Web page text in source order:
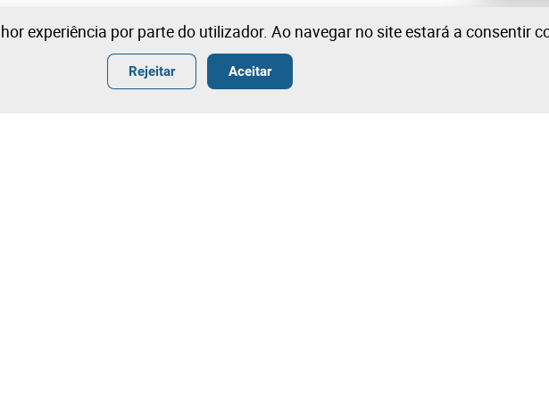
experiência por parte do utilizador. Ao navegar no site estará a consentir
Rejeitar Aceitar